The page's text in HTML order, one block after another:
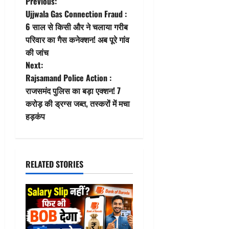
P
o
s
t
n
a
i
g
a
t
Ujjwala Gas Connection Fraud :
6 साल से किसी और ने चलाया गरीब
परिवार का गैस कनेक्शन! अब पूरे गांव
की जांच
Next:
Rajsamand Police Action :
राजसमंद पुलिस का बड़ा एक्शन! 7
करोड़ की ड्रग्स जब्त, तस्करों में मचा
हड़कंप
RELATED STORIES